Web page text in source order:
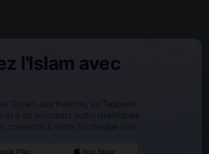
l'Islam avec
Coran, aux Hadiths, au Tasbeeh,
et à de puissants outils islamiques
connecté à votre foi chaque jour.
Play App Store